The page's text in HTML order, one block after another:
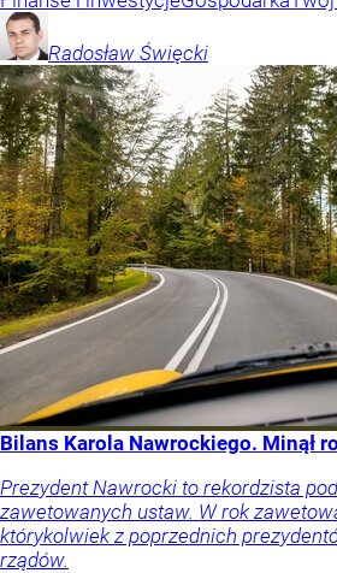
Radosław Święcki
Bilans Karola Nawrockiego. Minął
Prezydent Nawrocki to rekordzista
zawetowanych ustaw. W rok
którykolwiek z poprzednich
rządów.